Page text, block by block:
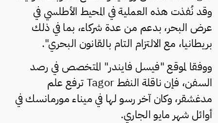
وقد نُفذت هذه العملية في المحيط الأطلسي في
عرض البحر، بدعم من عدة شركاء، بما في ذلك
بريطانيا، مع الالتزام التام بالقانون البحري".
ووفقا لموقع "فيسل فايندر" المتخصص في رصد
السفن، فإن ناقلة النفط Tagor ترفع علم
مدغشقر، وكان آخر رسو لها في ميناء مورمانسك في
أوائل شهر مايو الجاري.